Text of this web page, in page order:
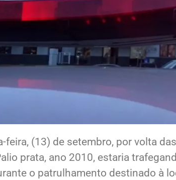
feira, (13) de setembro, por volta
prata, ano 2010, estaria
o patrulhamento destinado à